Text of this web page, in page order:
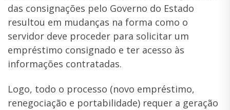
das consignações pelo Governo do Estado
resultou em mudanças na forma como o
servidor deve proceder para solicitar um
empréstimo consignado e ter acesso às
informações contratadas.
Logo, todo o processo (novo empréstimo,
renegociação e portabilidade) requer a geração